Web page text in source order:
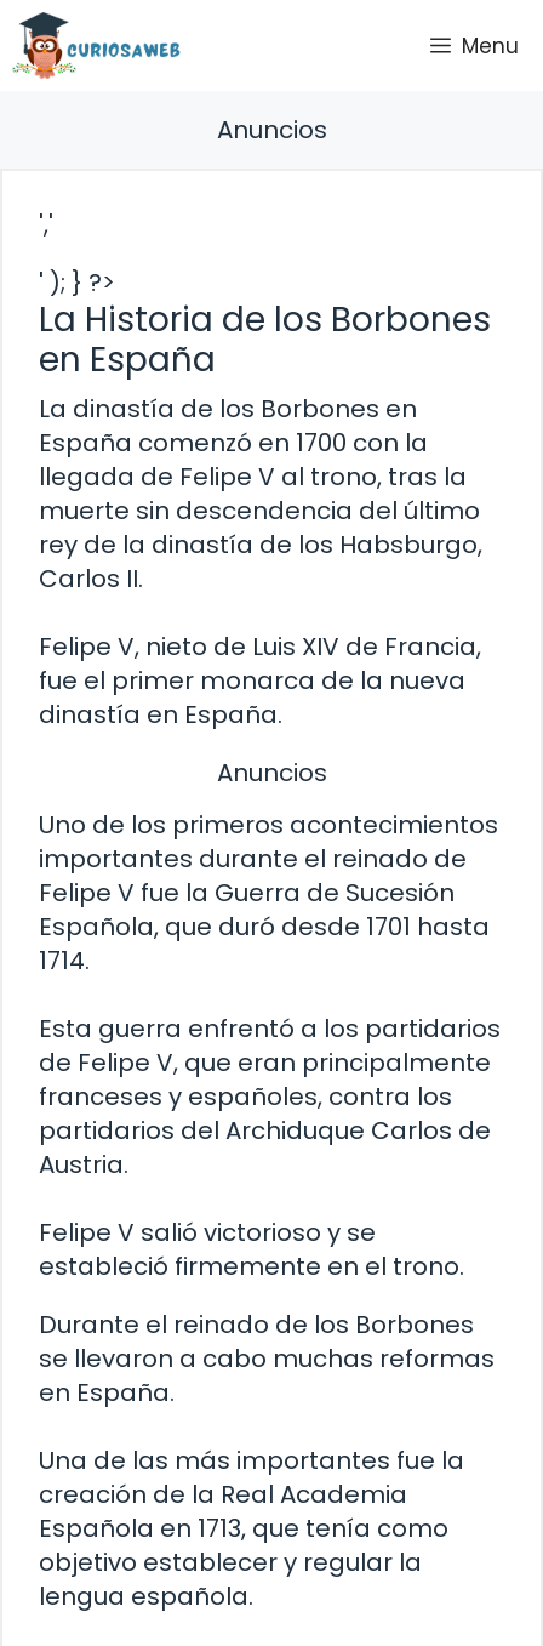
Saltar
contenido
Menu
Anuncios
','
' ); } ?>
La Historia de los Borbones
en España
La dinastía de los Borbones en
España comenzó en 1700 con la
llegada de Felipe V al trono, tras la
muerte sin descendencia del último
rey de la dinastía de los Habsburgo,
Carlos II.
Felipe V, nieto de Luis XIV de Francia,
fue el primer monarca de la nueva
dinastía en España.
Anuncios
Uno de los primeros acontecimientos
importantes durante el reinado de
Felipe V fue la Guerra de Sucesión
Española, que duró desde 1701 hasta
1714.
Esta guerra enfrentó a los partidarios
de Felipe V, que eran principalmente
franceses y españoles, contra los
partidarios del Archiduque Carlos de
Austria.
Felipe V salió victorioso y se
estableció firmemente en el trono.
Durante el reinado de los Borbones
se llevaron a cabo muchas reformas
en España.
Una de las más importantes fue la
creación de la Real Academia
Española en 1713, que tenía como
objetivo establecer y regular la
lengua española.